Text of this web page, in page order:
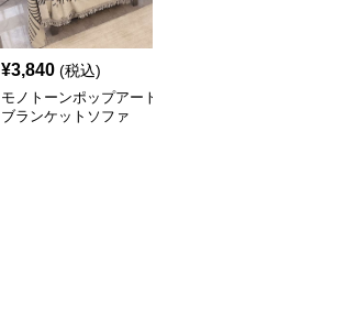
¥3,840 (税込)
モノトーンポップアート
ブランケットソファ